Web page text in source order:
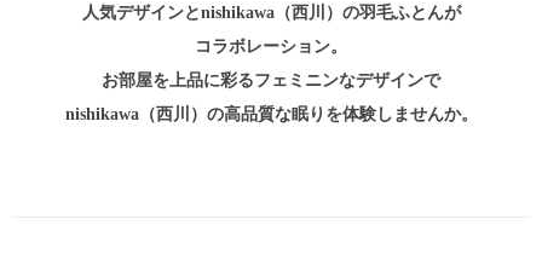
人気デザインとnishikawa（西川）の羽毛ふとんが
コラボレーション。
お部屋を上品に彩るフェミニンなデザインで
nishikawa（西川）の高品質な眠りを体験しませんか。